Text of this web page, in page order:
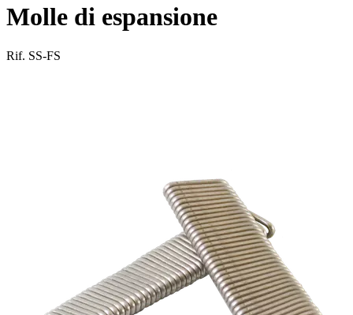
isolfix
Molle di espansione
Rif. SS-FS